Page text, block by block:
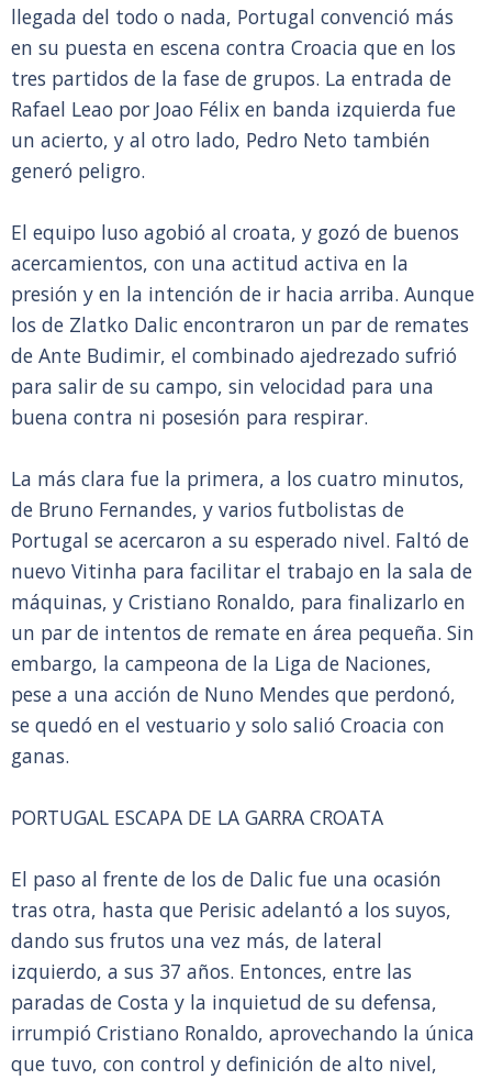
llegada del todo o nada, Portugal convenció más
en su puesta en escena contra Croacia que en los
tres partidos de la fase de grupos. La entrada de
Rafael Leao por Joao Félix en banda izquierda fue
un acierto, y al otro lado, Pedro Neto también
generó peligro.
El equipo luso agobió al croata, y gozó de buenos
acercamientos, con una actitud activa en la
presión y en la intención de ir hacia arriba. Aunque
los de Zlatko Dalic encontraron un par de remates
de Ante Budimir, el combinado ajedrezado sufrió
para salir de su campo, sin velocidad para una
buena contra ni posesión para respirar.
La más clara fue la primera, a los cuatro minutos,
de Bruno Fernandes, y varios futbolistas de
Portugal se acercaron a su esperado nivel. Faltó de
nuevo Vitinha para facilitar el trabajo en la sala de
máquinas, y Cristiano Ronaldo, para finalizarlo en
un par de intentos de remate en área pequeña. Sin
embargo, la campeona de la Liga de Naciones,
pese a una acción de Nuno Mendes que perdonó,
se quedó en el vestuario y solo salió Croacia con
ganas.
PORTUGAL ESCAPA DE LA GARRA CROATA
El paso al frente de los de Dalic fue una ocasión
tras otra, hasta que Perisic adelantó a los suyos,
dando sus frutos una vez más, de lateral
izquierdo, a sus 37 años. Entonces, entre las
paradas de Costa y la inquietud de su defensa,
irrumpió Cristiano Ronaldo, aprovechando la única
que tuvo, con control y definición de alto nivel,